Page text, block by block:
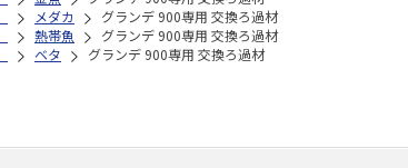
メダカ
グランデ 900専用 交換ろ過材
熱帯魚
グランデ 900専用 交換ろ過材
ベタ
グランデ 900専用 交換ろ過材